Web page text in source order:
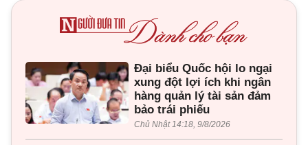
Đại biểu Quốc hội lo ngại
xung đột lợi ích khi ngân
hàng quản lý tài sản đảm
bảo trái phiếu
Chủ Nhật 14:18, 9/8/2026